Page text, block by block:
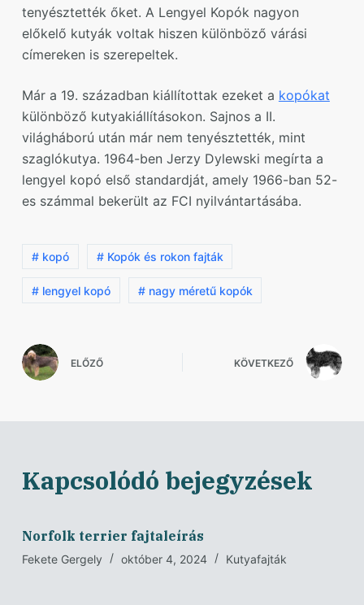
tenyésztették őket. A Lengyel Kopók nagyon
előkelő kutyák voltak hiszen különböző várási
címereken is szerepeltek.
Már a 19. században kiállítottak ezeket a kopókat
különböző kutyakiállításokon. Sajnos a II.
világháború után már nem tenyésztették, mint
szaglókutya. 1964-ben Jerzy Dylewski megírta a
lengyel kopó első standardját, amely 1966-ban 52-
es számmal bekerült az FCI nyilvántartásába.
# kopó # Kopók és rokon fajták
# lengyel kopó # nagy méretű kopók
ELŐZŐ KÖVETKEZŐ
Kapcsolódó bejegyzések
Norfolk terrier fajtaleírás
Fekete Gergely október 4, 2024 Kutyafajták